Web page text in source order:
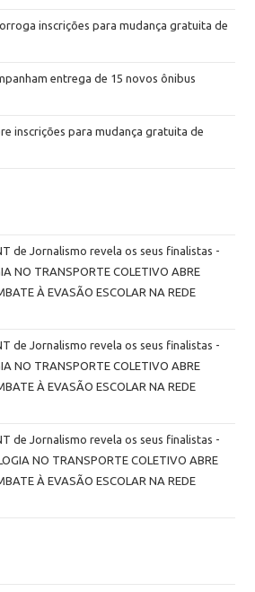
inscrições para mudança gratuita de
entrega de 15 novos ônibus
inscrições para mudança gratuita de
de Jornalismo revela os seus finalistas -
NO TRANSPORTE COLETIVO ABRE
À EVASÃO ESCOLAR NA REDE
de Jornalismo revela os seus finalistas -
NO TRANSPORTE COLETIVO ABRE
À EVASÃO ESCOLAR NA REDE
de Jornalismo revela os seus finalistas -
NO TRANSPORTE COLETIVO ABRE
À EVASÃO ESCOLAR NA REDE